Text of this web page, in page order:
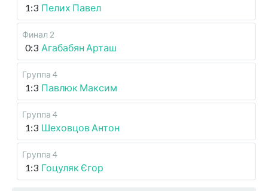
1:3 Пелих Павел
Финал 2
0:3 Агабабян Арташ
Группа 4
1:3 Павлюк Максим
Группа 4
1:3 Шеховцов Антон
Группа 4
1:3 Гоцуляк Єгор